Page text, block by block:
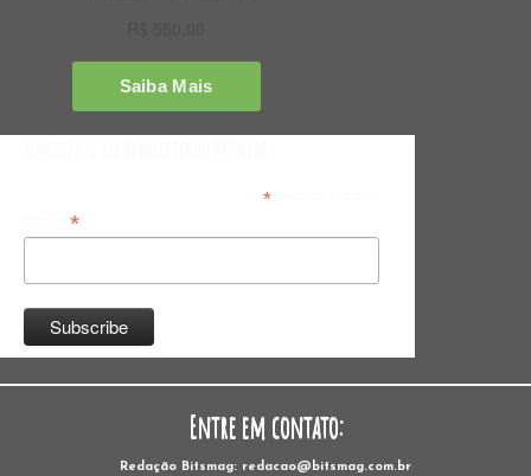
*indicates required
*
Entre em contato:
Redação Bitsmag: redacao@bitsmag.com.br